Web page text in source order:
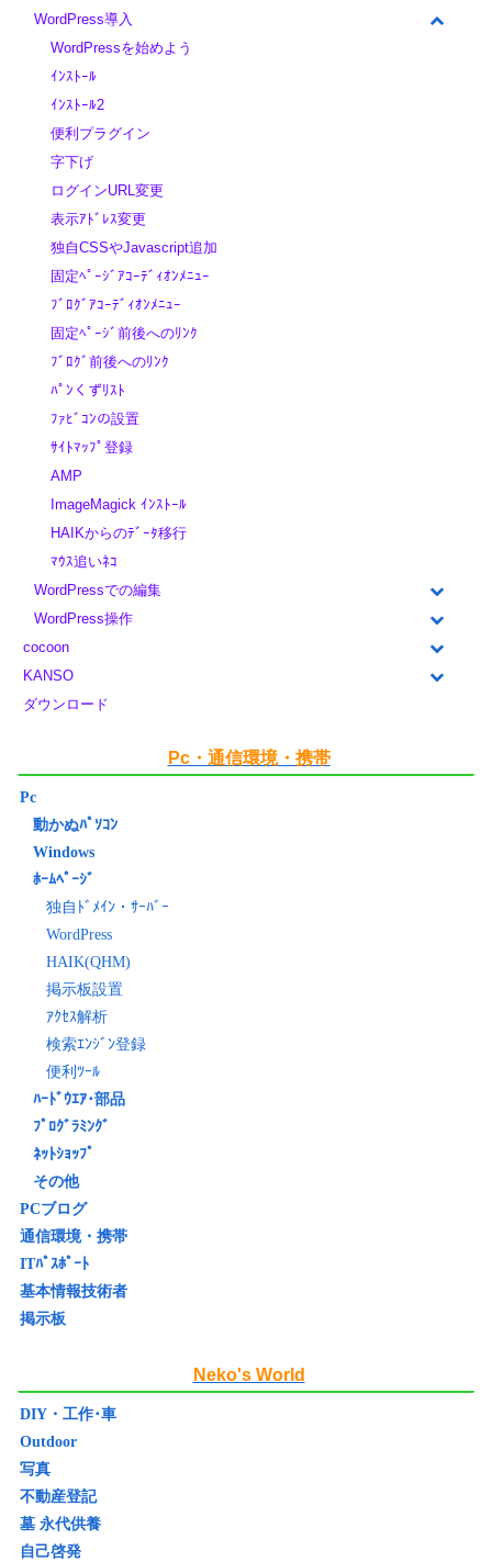
WordPress導入
WordPressを始めよう
ｲﾝｽﾄｰﾙ
ｲﾝｽﾄｰﾙ2
便利プラグイン
字下げ
ログインURL変更
表示ｱﾄﾞﾚｽ変更
独自CSSやJavascript追加
固定ﾍﾟｰｼﾞｱｺｰﾃﾞｨｵﾝﾒﾆｭｰ
ﾌﾞﾛｸﾞｱｺｰﾃﾞｨｵﾝﾒﾆｭｰ
固定ﾍﾟｰｼﾞ前後へのﾘﾝｸ
ﾌﾞﾛｸﾞ前後へのﾘﾝｸ
ﾊﾟﾝくずﾘｽﾄ
ﾌｧﾋﾞｺﾝの設置
ｻｲﾄﾏｯﾌﾟ登録
AMP
ImageMagick ｲﾝｽﾄｰﾙ
HAIKからのﾃﾞｰﾀ移行
ﾏｳｽ追いﾈｺ
WordPressでの編集
WordPress操作
cocoon
KANSO
ダウンロード
Pc・通信環境・携帯
Pc
動かぬﾊﾟｿｺﾝ
Windows
ﾎｰﾑﾍﾟｰｼﾞ
独自ﾄﾞﾒｲﾝ・ｻｰﾊﾞｰ
WordPress
HAIK(QHM)
掲示板設置
ｱｸｾｽ解析
検索ｴﾝｼﾞﾝ登録
便利ﾂｰﾙ
ﾊｰﾄﾞｳｴｱ･部品
ﾌﾟﾛｸﾞﾗﾐﾝｸﾞ
ﾈｯﾄｼｮｯﾌﾟ
その他
PCブログ
通信環境・携帯
ITﾊﾟｽﾎﾟｰﾄ
基本情報技術者
掲示板
Neko's World
DIY・工作･車
Outdoor
写真
不動産登記
墓 永代供養
自己啓発